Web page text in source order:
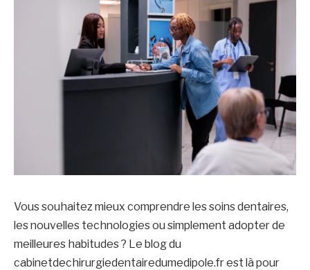
Vous souhaitez mieux comprendre les soins dentaires,
les nouvelles technologies ou simplement adopter de
meilleures habitudes ? Le blog du
cabinetdechirurgiedentairedumedipole.fr est là pour